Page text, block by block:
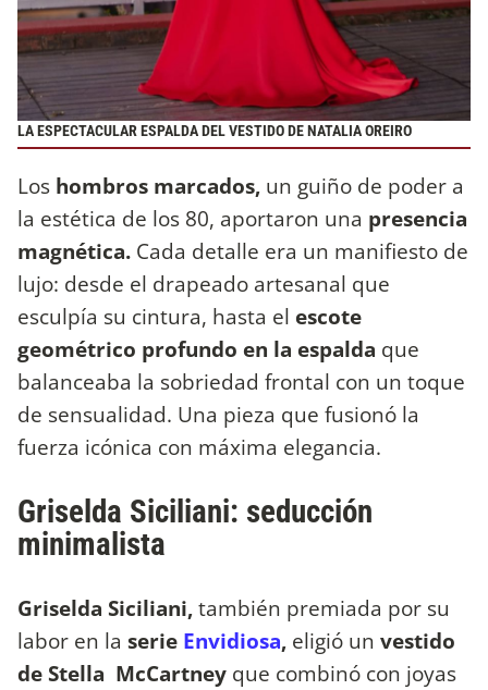
LA ESPECTACULAR ESPALDA DEL VESTIDO DE NATALIA OREIRO
Los hombros marcados, un guiño de poder a
la estética de los 80, aportaron una presencia
magnética. Cada detalle era un manifiesto de
lujo: desde el drapeado artesanal que
esculpía su cintura, hasta el escote
geométrico profundo en la espalda que
balanceaba la sobriedad frontal con un toque
de sensualidad. Una pieza que fusionó la
fuerza icónica con máxima elegancia.
Griselda Siciliani: seducción
minimalista
Griselda Siciliani,también premiada por su
labor en la serie Envidiosa, eligió un vestido
de Stella McCartney que combinó con joyas